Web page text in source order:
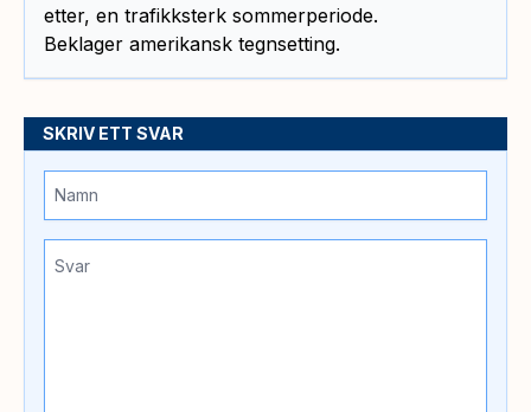
etter, en trafikksterk sommerperiode.
Beklager amerikansk tegnsetting.
SKRIV ETT SVAR